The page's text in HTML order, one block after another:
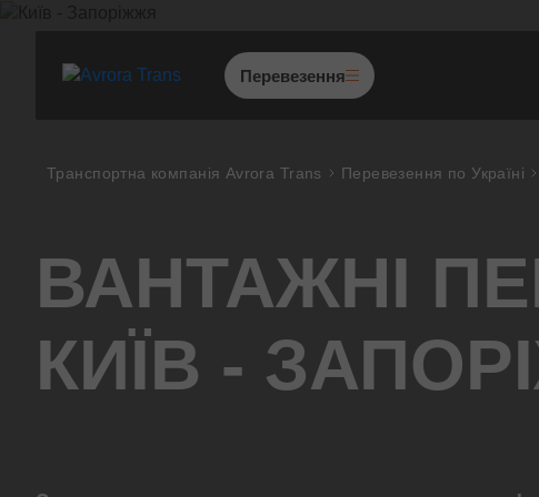
Перевезення
Міжнародні перевезення
Негабаритні перевезення
Збірні вантажі
Транспортна компанія Avrora Trans Перевезення по Україні
ВАНТАЖНІ
КИЇВ -